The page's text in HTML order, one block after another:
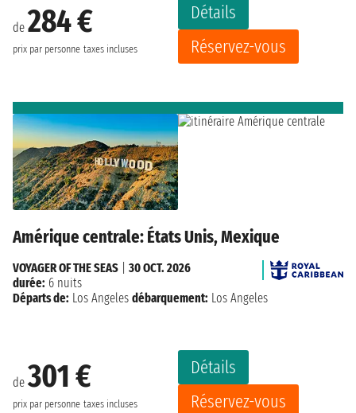
de 284 €
prix par personne taxes incluses
Détails
Réservez-vous
Amérique centrale: États Unis, Mexique
de301 €
prix par personne taxes incluses
Détails
Réservez-vous
VOYAGER OF THE SEAS
30 OCT. 2026
durée: 6 nuits
Départs de: Los Angeles débarquement: Los Angeles